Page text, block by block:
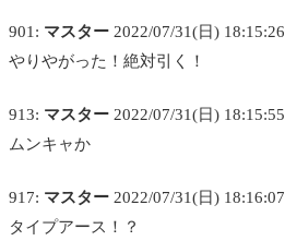
901: マスター 2022/07/31(日) 18:15:26
やりやがった！絶対引く！
913: マスター 2022/07/31(日) 18:15:55
ムンキャか
917: マスター 2022/07/31(日) 18:16:07
タイプアース！？